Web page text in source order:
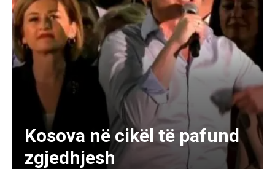
Kosova në cikël të pafund
zgjedhjesh